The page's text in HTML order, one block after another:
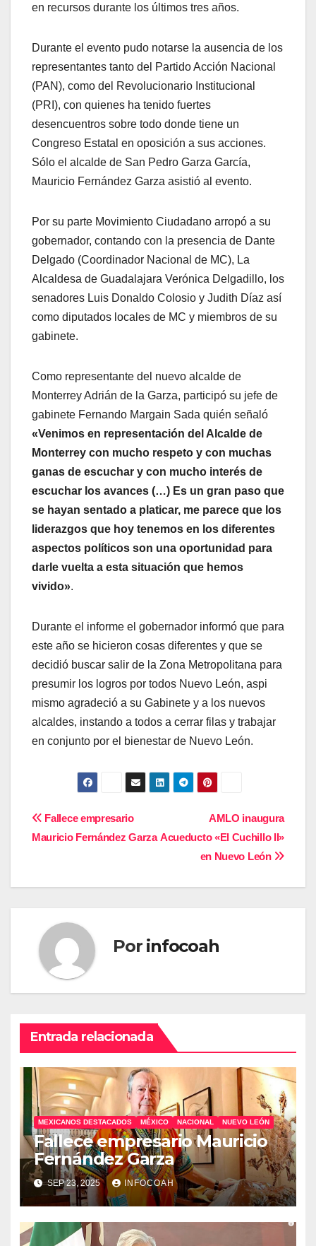
en recursos durante los últimos tres años.
Durante el evento pudo notarse la ausencia de los
representantes tanto del Partido Acción Nacional
(PAN), como del Revolucionario Institucional
(PRI), con quienes ha tenido fuertes
desencuentros sobre todo donde tiene un
Congreso Estatal en oposición a sus acciones.
Sólo el alcalde de San Pedro Garza García,
Mauricio Fernández Garza asistió al evento.
Por su parte Movimiento Ciudadano arropó a su
gobernador, contando con la presencia de Dante
Delgado (Coordinador Nacional de MC), La
Alcaldesa de Guadalajara Verónica Delgadillo, los
senadores Luis Donaldo Colosio y Judith Díaz así
como diputados locales de MC y miembros de su
gabinete.
Como representante del nuevo alcalde de
Monterrey Adrián de la Garza, participó su jefe de
gabinete Fernando Margain Sada quién señaló
«Venimos en representación del Alcalde de
Monterrey con mucho respeto y con muchas
ganas de escuchar y con mucho interés de
escuchar los avances (…) Es un gran paso que
se hayan sentado a platicar, me parece que los
liderazgos que hoy tenemos en los diferentes
aspectos políticos son una oportunidad para
darle vuelta a esta situación que hemos
vivido».
Durante el informe el gobernador informó que para
este año se hicieron cosas diferentes y que se
decidió buscar salir de la Zona Metropolitana para
presumir los logros por todos Nuevo León, aspi
mismo agradeció a su Gabinete y a los nuevos
alcaldes, instando a todos a cerrar filas y trabajar
en conjunto por el bienestar de Nuevo León.
Navegación
entradas
AMLO inaugura
Acueducto «El Cuchillo II»
en Nuevo León
Fallece empresario
Mauricio Fernández Garza
Por infocoah
Entrada relacionada
MEXICANOS DESTACADOS MÉXICO NACIONAL NUEVO LEÓN
Fallece empresario Mauricio
Fernández Garza
SEP 23, 2025 INFOCOAH